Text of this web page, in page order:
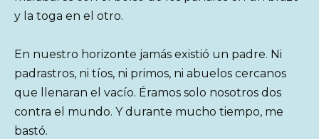
y la toga en el otro.
En nuestro horizonte jamás existió un padre. Ni
padrastros, ni tíos, ni primos, ni abuelos cercanos
que llenaran el vacío. Éramos solo nosotros dos
contra el mundo. Y durante mucho tiempo, me
bastó.